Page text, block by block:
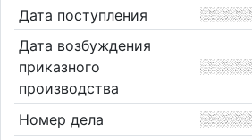
Дата поступления
Дата возбуждения
приказного
производства
Номер дела